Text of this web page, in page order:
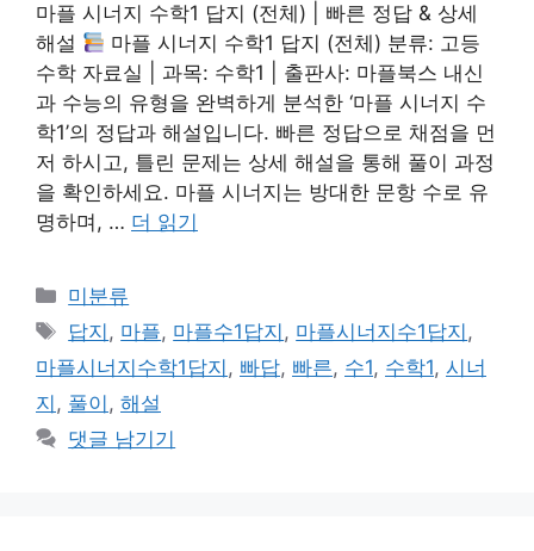
마플 시너지 수학1 답지 (전체) | 빠른 정답 & 상세
해설
마플 시너지 수학1 답지 (전체) 분류: 고등
수학 자료실 | 과목: 수학1 | 출판사: 마플북스 내신
과 수능의 유형을 완벽하게 분석한 ‘마플 시너지 수
학1’의 정답과 해설입니다. 빠른 정답으로 채점을 먼
저 하시고, 틀린 문제는 상세 해설을 통해 풀이 과정
을 확인하세요. 마플 시너지는 방대한 문항 수로 유
명하며, … 더 읽기
카
테
리
미분류
태
그
답지 , 마플, 마플수1답지 , 마플시너지수1답지 ,
마플시너지수학1답지 , 빠답, 빠른, 수1, 수학1, 시너
지 , 풀이 , 해설
댓글 남기기